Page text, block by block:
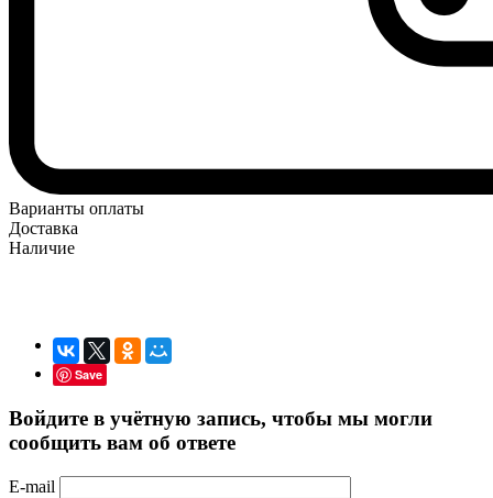
Варианты оплаты
Доставка
Наличие
Save
Войдите в учётную запись, чтобы мы могли
сообщить вам об ответе
E-mail